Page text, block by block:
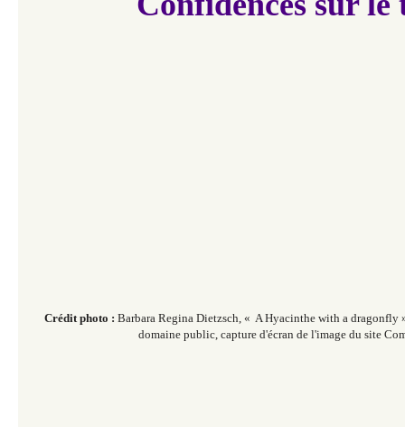
Crédit photo : Barbara Regina Dietzsch, « A Hyacinthe with a dragonfly
domaine public, capture d'écran de l'image du site